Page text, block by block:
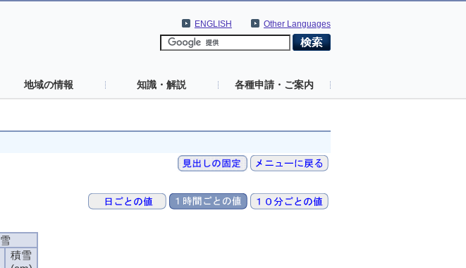
Other Languages
ENGLISH
地域の情報 知識・解説 各種申請・ご案内
雪
積雪